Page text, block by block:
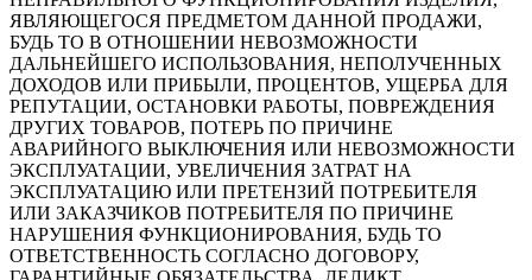
ЯВЛЯЮЩЕГОСЯ ПРЕДМЕТОМ ДАННОЙ ПРОДАЖИ,
БУДЬ ТО В ОТНОШЕНИИ НЕВОЗМОЖНОСТИ
ДАЛЬНЕЙШЕГО ИСПОЛЬЗОВАНИЯ, НЕПОЛУЧЕННЫХ
ДОХОДОВ ИЛИ ПРИБЫЛИ, ПРОЦЕНТОВ, УЩЕРБА ДЛЯ
РЕПУТАЦИИ, ОСТАНОВКИ РАБОТЫ, ПОВРЕЖДЕНИЯ
ДРУГИХ ТОВАРОВ, ПОТЕРЬ ПО ПРИЧИНЕ
АВАРИЙНОГО ВЫКЛЮЧЕНИЯ ИЛИ НЕВОЗМОЖНОСТИ
ЭКСПЛУАТАЦИИ, УВЕЛИЧЕНИЯ ЗАТРАТ НА
ЭКСПЛУАТАЦИЮ ИЛИ ПРЕТЕНЗИЙ ПОТРЕБИТЕЛЯ
ИЛИ ЗАКАЗЧИКОВ ПОТРЕБИТЕЛЯ ПО ПРИЧИНЕ
НАРУШЕНИЯ ФУНКЦИОНИРОВАНИЯ, БУДЬ ТО
ОТВЕТСТВЕННОСТЬ СОГЛАСНО ДОГОВОРУ,